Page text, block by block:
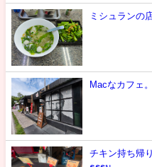
ミシュランの
Macなカフェ
チキン持ち帰